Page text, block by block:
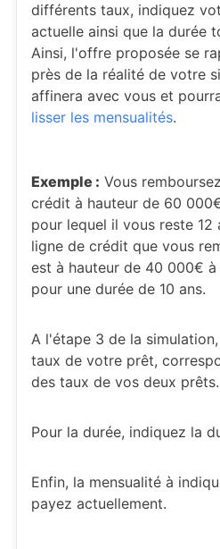
différents taux, indiquez
actuelle ainsi que la durée
Ainsi, l'offre proposée se
près de la réalité de votre
affinera avec vous et
lisser les mensualités.
Exemple : Vous
crédit à hauteur de 60
pour lequel il vous reste 12
ligne de crédit que vous
est à hauteur de 40 000€ à
pour une durée de 10 ans.
A l'étape 3 de la
taux de votre prêt,
des taux de vos deux
Pour la durée, indiquez la
Enfin, la mensualité à
payez actuellement.